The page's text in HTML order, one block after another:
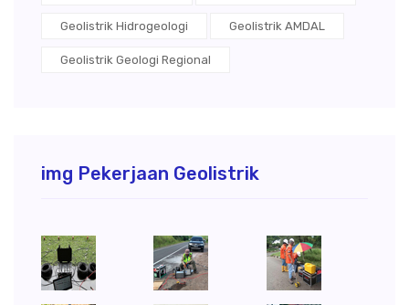
Geolistrik Hidrogeologi Geolistrik AMDAL
Geolistrik Geologi Regional
img Pekerjaan Geolistrik